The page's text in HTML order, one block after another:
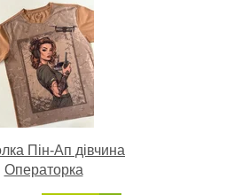
Пін-Ап дівчина
Операторка